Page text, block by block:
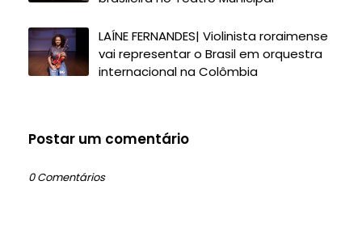
LAÍNE FERNANDES| Violinista roraimense
vai representar o Brasil em orquestra
internacional na Colômbia
Postar um comentário
0 Comentários